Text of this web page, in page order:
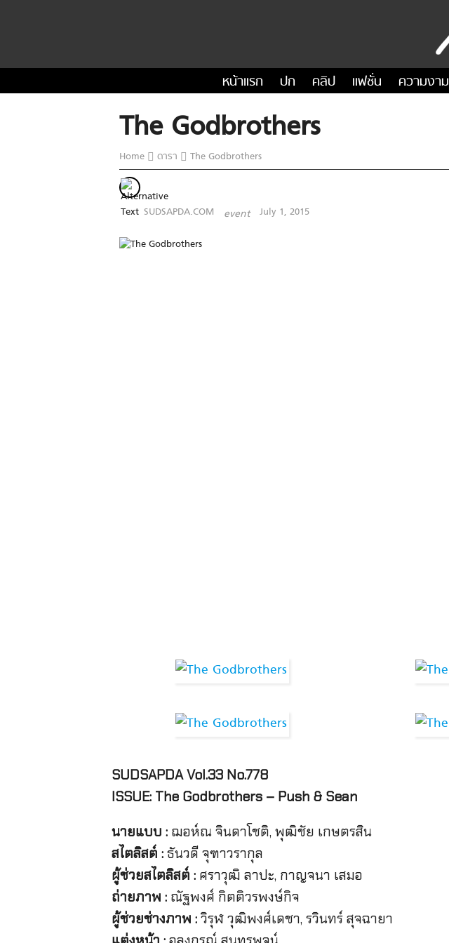
หน้าแรก ปก คลิป แฟชั่น ความงาม
The Godbrothers
Home ดารา The Godbrothers
SUDSAPDA.COM event July 1, 2015
SUDSAPDA Vol.33 No.778
ISSUE: The Godbrothers – Push & Sean
นายแบบ :ฌอห์ณ จินดาโชติ, พุฒิชัย เกษตรสิน
สไตลิสต์ :ธันวดี จุฑาวรากุล
ผู้ช่วยสไตลิสต์ :ศราวุฒิ ลาปะ, กาญจนา เสมอ
ถ่ายภาพ :ณัฐพงศ์ กิตติวรพงษ์กิจ
ผู้ช่วยช่างภาพ :วิรุฬ วุฒิพงศ์เดชา, รวินทร์ สุจฉายา